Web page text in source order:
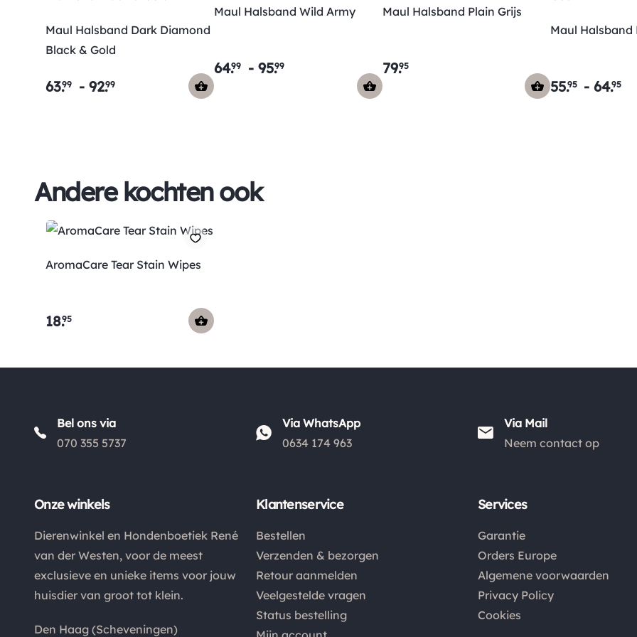
Maul Halsband Dark Diamond
Black & Gold
63.99 - 92.99
Maul Halsband Wild Army
64.99 - 95.99
Maul Halsband Plain Grijs
79.95
Maul Halsband
55.95 -64.95
Andere kochten ook
AromaCare Tear Stain Wipes
18.95
Bel ons via
070 355 5737
Via WhatsApp
0634 174 963
Via Mail
Neem contact op
Onze winkels
Dierenwinkel en Hondenboetiek René
van der Westen, voor de meest
exclusieve en unieke items voor jouw
huisdier van groot tot klein.
Den Haag (Scheveningen)
Klantenservice
Bestellen
Verzenden & bezorgen
Retour aanmelden
Veelgestelde vragen
Status bestelling
Services
Garantie
Orders Europe
Algemene voorwaarden
Privacy Policy
Cookies